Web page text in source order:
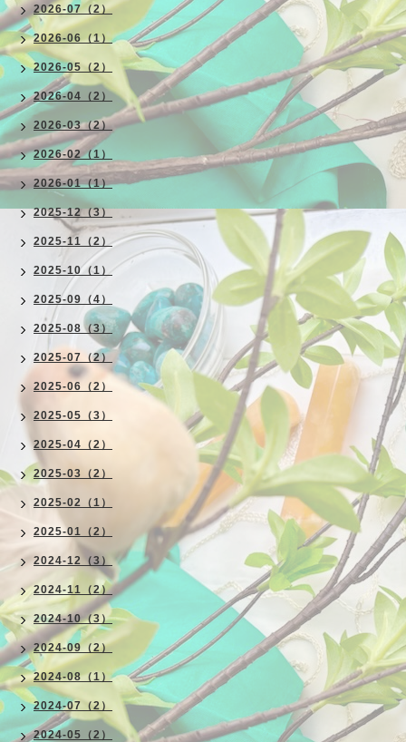
2026-07（2）
2026-06（1）
2026-05（2）
2026-04（2）
2026-03（2）
2026-02（1）
2026-01（1）
2025-12（3）
2025-11（2）
2025-10（1）
2025-09（4）
2025-08（3）
2025-07（2）
2025-06（2）
2025-05（3）
2025-04（2）
2025-03（2）
2025-02（1）
2025-01（2）
2024-12（3）
2024-11（2）
2024-10（3）
2024-09（2）
2024-08（1）
2024-07（2）
2024-05（2）